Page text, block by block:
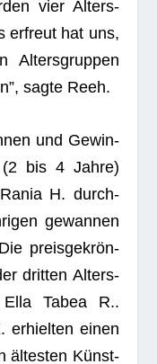
vier Alters­
erfreut hat uns,
Alters­grup­pen
sagte Reeh.
und Gewin­
bis 4 Jahre)
H. durch­
gewan­nen
preis­ge­krön­
drit­ten Alters­
Tabea R..
erhiel­ten einen
ältes­ten Künst­